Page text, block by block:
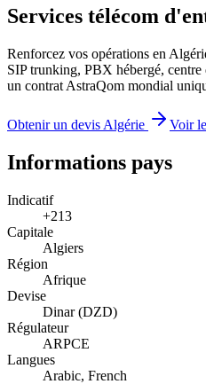
Services télécom
Renforcez vos opérations en
SIP trunking, PBX hébergé,
un contrat AstraQom mondial
Obtenir un devis Algérie Voir
Informations pays
Indicatif
+213
Capitale
Algiers
Région
Afrique
Devise
Dinar (DZD)
Régulateur
ARPCE
Langues
Arabic, French